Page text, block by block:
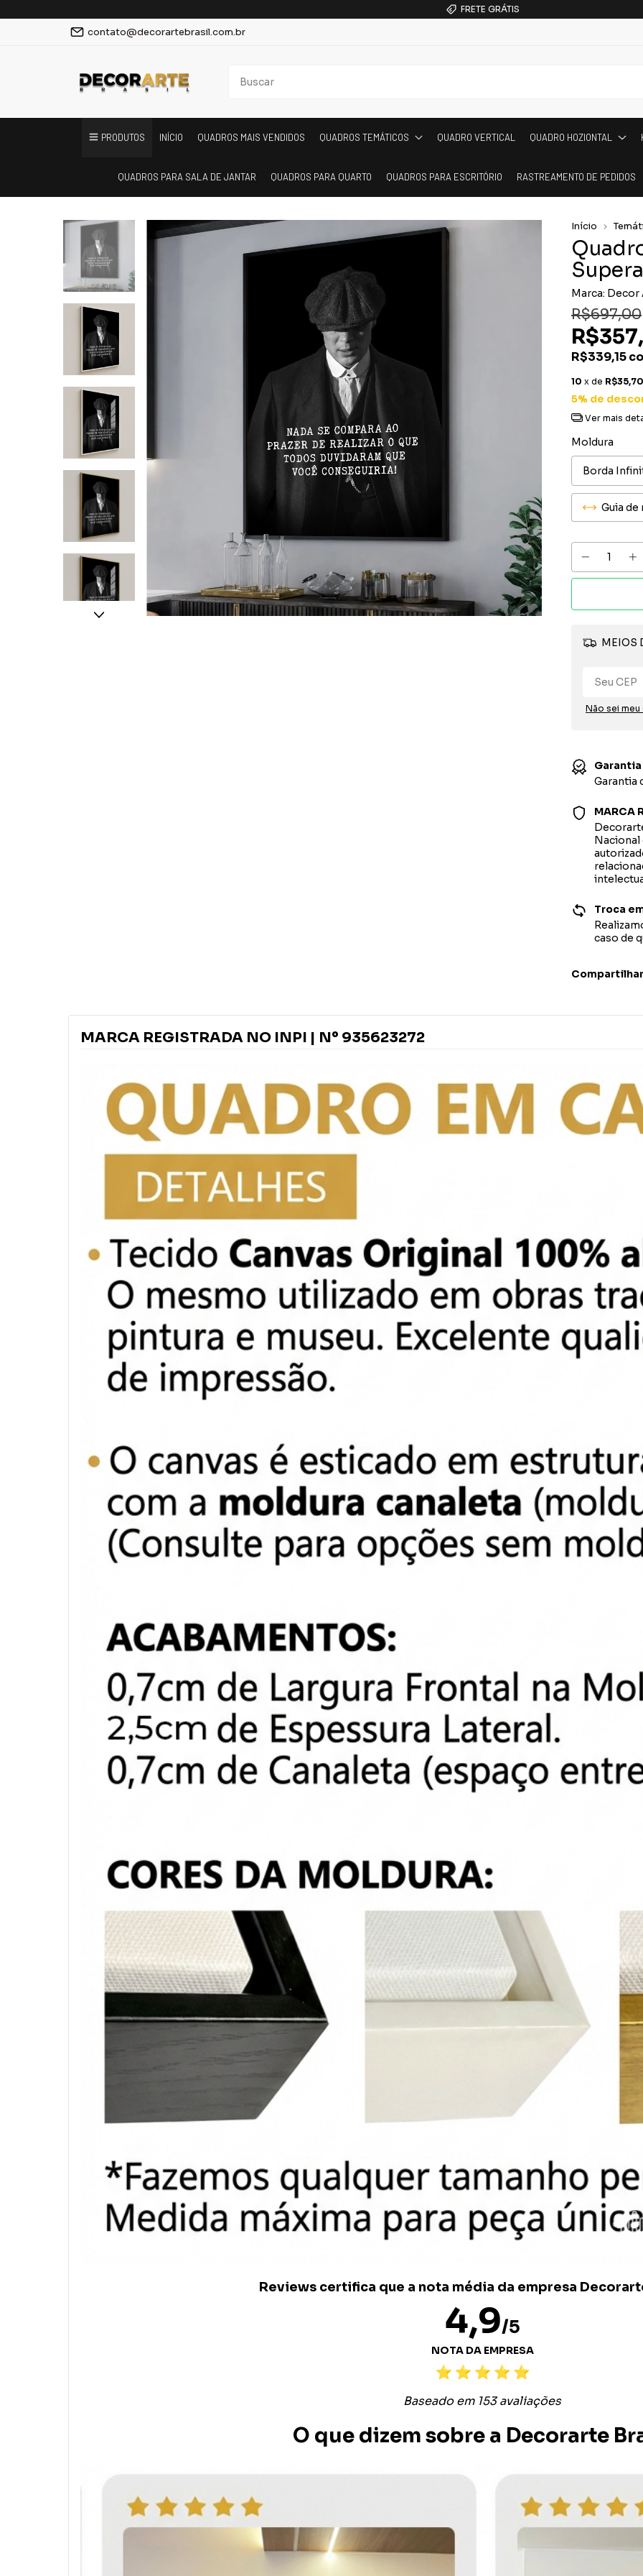
FRETE GRÁTIS
contato@decorartebrasil.com.br
PRODUTOS INÍCIO QUADROS MAIS VENDIDOS QUADROS TEMÁTICOS QUADRO VERTICAL QUADRO HOZIONTAL
QUADROS PARA SALA DE JANTAR QUADROS PARA QUARTO QUADROS PARA ESCRITÓRIO RASTREAMENTO DE PEDIDOS
Início
Marca: Decor
R$697,00
R$339,15
10 x de R$35,70
5% de
Ver mais
Moldura
Guia de
MEIOS
Não sei meu
Garantia
Garantia
MARCA
Nacional
Troca
caso de
Compartilhar
MARCA REGISTRADA NO INPI | Nº 935623272
Reviews certifica que a nota média da empresa
4,9/5
NOTA DA EMPRESA
Baseado em 153 avaliações
O que dizem sobre a Decorarte